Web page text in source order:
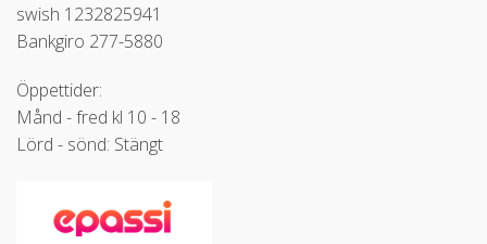
swish 1232825941
Bankgiro 277-5880
Öppettider:
Månd - fred kl 10 - 18
Lörd - sönd: Stängt